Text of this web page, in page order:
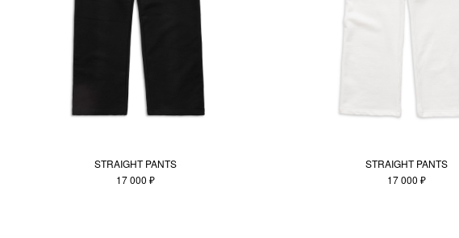
STRAIGHT PANTS
17 000 ₽
STRAIGHT PANTS
17 000 ₽